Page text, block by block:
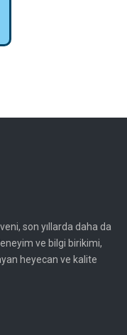
son yıllarda daha da
ve bilgi birikimi,
heyecan ve kalite